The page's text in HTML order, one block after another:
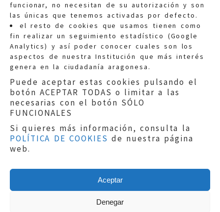
funcionar, no necesitan de su autorización y son
las únicas que tenemos activadas por defecto.
el resto de cookies que usamos tienen como
fin realizar un seguimiento estadístico (Google
Analytics) y así poder conocer cuales son los
aspectos de nuestra Institución que más interés
genera en la ciudadanía aragonesa.
Puede aceptar estas cookies pulsando el
botón ACEPTAR TODAS o limitar a las
necesarias con el botón SÓLO
FUNCIONALES
Si quieres más información, consulta la
POLÍTICA DE COOKIES de nuestra página
web.
Aceptar
Denegar
Quejas:quejas@eljusticiadearagon.es
Información general:
informacion@eljusticiadearagon.es
Teléfonos:900 210 210/
Aviso legal|Política de privacidad|
Protección de Datos
Política de cookies
Copyright © 2019El Justicia de Aragón|
Sephor Consulting